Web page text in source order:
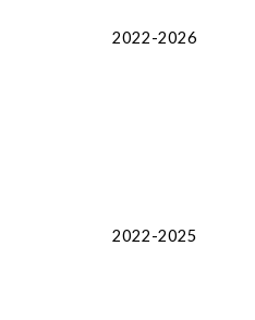
2022-2026
2022-2025